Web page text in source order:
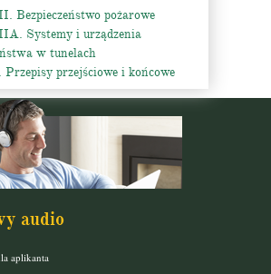
Bezpieczeństwo pożarowe
Systemy i urządzenia
w tunelach
przejściowe i końcowe
audio
aplikanta